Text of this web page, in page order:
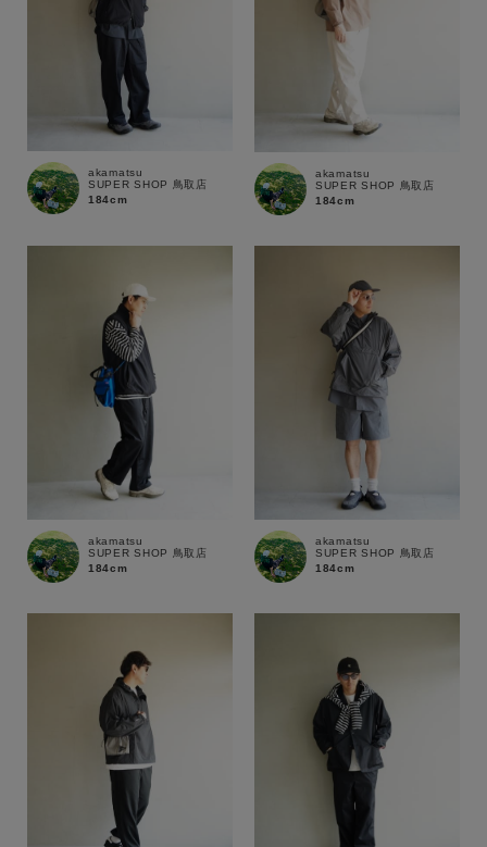
商品タイプ
通常商品 予約商品
セール価格 WEB限定
在庫あり 在庫なし含む
akamatsu
SUPER SHOP 鳥取店
184cm
akamatsu
SUPER SHOP 鳥取店
184cm
akamatsu
SUPER SHOP 鳥取店
184cm
akamatsu
SUPER SHOP 鳥取店
184cm